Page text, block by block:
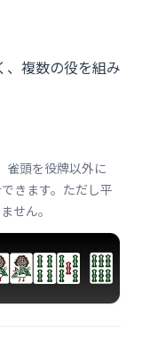
、複数の役を組み
雀頭を役牌以外に
きます。ただし平
せん。